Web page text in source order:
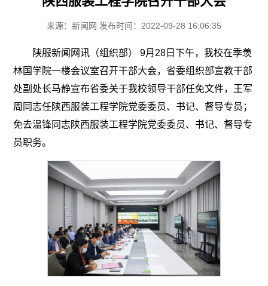
来源：新闻网 发布时间：2022-09-28 16:06:35
陕服新闻网讯（组织部） 9月28日下午，我校在季羡
林国学院一楼会议室召开干部大会，省委组织部宣教干部
处副处长马静宣布省委关于我校领导干部任免文件，王军
周同志任陕西服装工程学院党委委员、书记、督导专员；
免去温锋同志陕西服装工程学院党委委员、书记、督导专
员职务。